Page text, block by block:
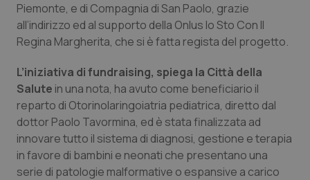
Emilia-Romagna
Lazio
Liguria
Lombardia
Colesterolo & coronaropatie
Diabete & glucometri
Disturbi dell’umore
Dolore
Piemonte, e di Compagnia di San Paolo, grazie
all’indirizzo ed al supporto della Onlus Io Sto Con Il
Regina Margherita, che si è fatta regista del progetto.
L’iniziativa di fundraising, spiega la Città della
Salute in una nota, ha avuto come beneficiario il
reparto di Otorinolaringoiatria pediatrica, diretto dal
dottor Paolo Tavormina, ed è stata finalizzata ad
innovare tutto il sistema di diagnosi, gestione e terapia
in favore di bambini e neonati che presentano una
serie di patologie malformative o espansive a carico